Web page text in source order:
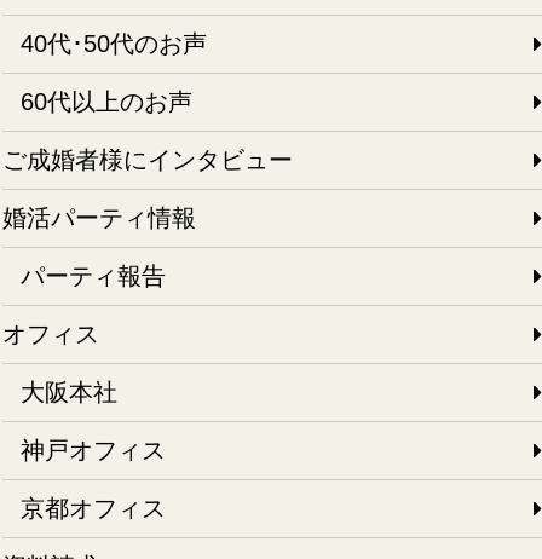
40代･50代のお声
60代以上のお声
ご成婚者様にインタビュー
婚活パーティ情報
パーティ報告
オフィス
大阪本社
神戸オフィス
京都オフィス